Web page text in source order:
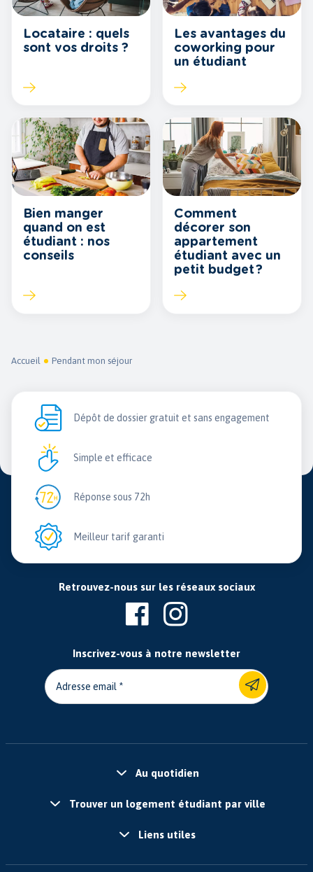
Accueil Pendant mon séjour
Locataire : quels
sont vos droits ?
Les avantages du
coworking pour
un étudiant
Bien manger
quand on est
étudiant : nos
conseils
Comment
décorer son
appartement
étudiant avec un
petit budget ?
Dépôt de dossier gratuit et sans engagement
Simple et efficace
Réponse sous 72h
Meilleur tarif garanti
Retrouvez-nous sur les réseaux sociaux
Inscrivez-vous à notre newsletter
Adresse email
Au quotidien
Trouver un logement étudiant par ville
Liens utiles